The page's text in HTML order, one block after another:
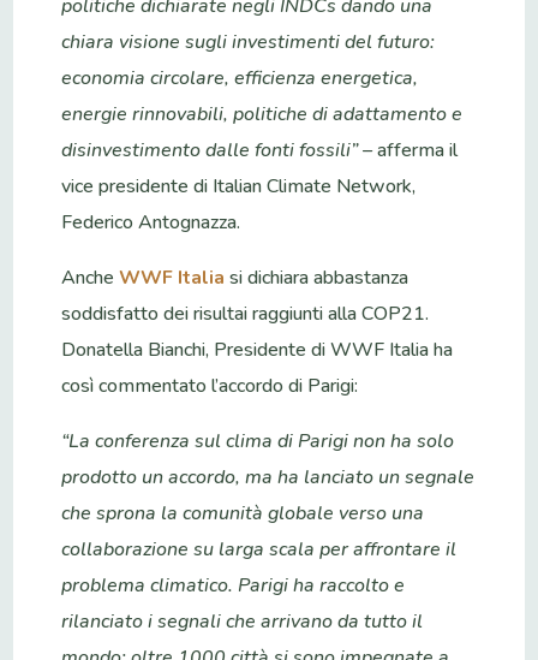
politiche dichiarate negli INDCs dando una
chiara visione sugli investimenti del futuro:
economia circolare, efficienza energetica,
energie rinnovabili, politiche di adattamento e
disinvestimento dalle fonti fossili” –afferma il
vice presidente di Italian Climate Network,
Federico Antognazza.
AncheWWF Italia si dichiara abbastanza
soddisfatto dei risultai raggiunti alla COP21.
Donatella Bianchi, Presidente di WWF Italia ha
così commentato l’accordo di Parigi:
“La conferenza sul clima di Parigi non ha solo
prodotto un accordo, ma ha lanciato un segnale
che sprona la comunità globale verso una
collaborazione su larga scala per affrontare il
problema climatico. Parigi ha raccolto e
rilanciato i segnali che arrivano da tutto il